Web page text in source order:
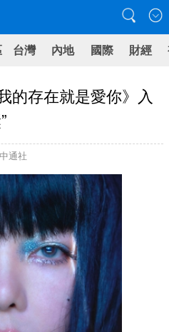
台灣 內地 國際 財經
的存在就是愛你》入
通社